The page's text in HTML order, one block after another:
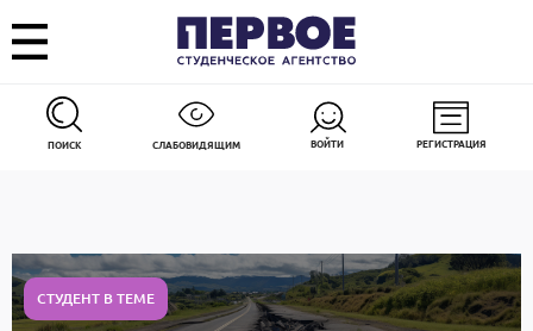
ПОИСК СЛАБОВИДЯЩИМ ВОЙТИ РЕГИСТРАЦИЯ
СТУДЕНТ В ТЕМЕ